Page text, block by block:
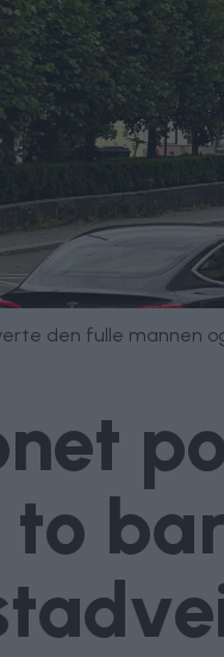
den fulle mannen
to